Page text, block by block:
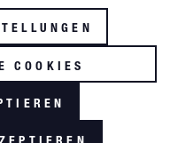
Inaktiv
COOKIES